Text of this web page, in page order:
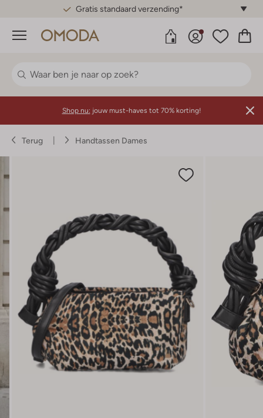
Gratis standaard verzending*
Menu
Shop nu: jouw must-haves tot 70% korting!
Terug Handtassen Dames